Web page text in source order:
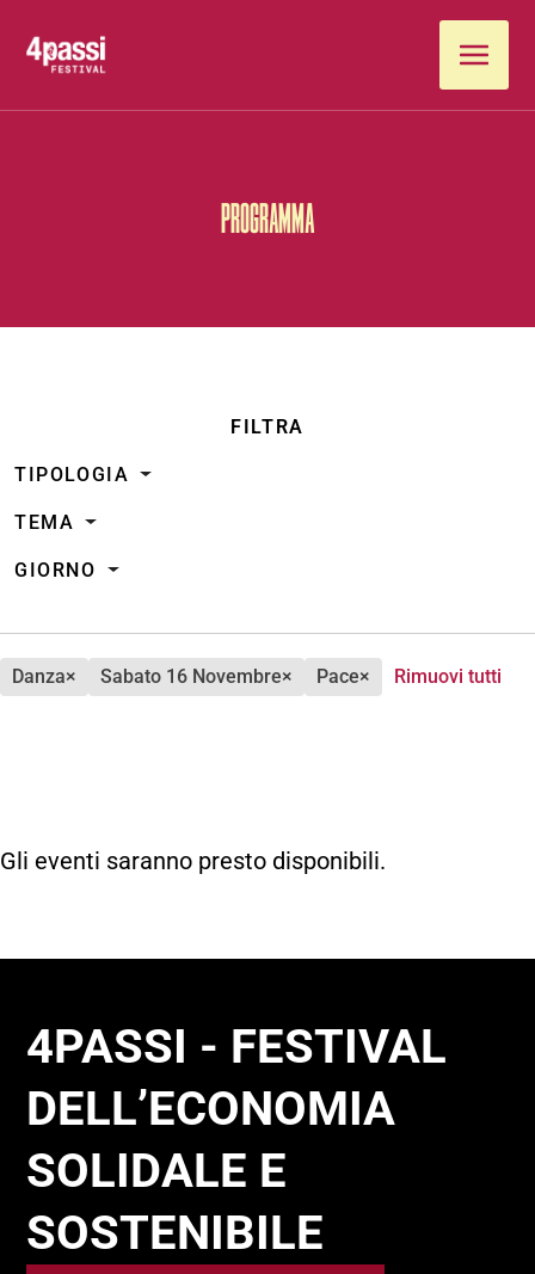
PROGRAMMA
FILTRA
TIPOLOGIA
TEMA
GIORNO
danza× sabato 16 Novembre× pace× Rimuovi tutti
Gli eventi saranno presto disponibili.
4PASSI - FESTIVAL
DELL’ECONOMIA
SOLIDALE E
SOSTENIBILE